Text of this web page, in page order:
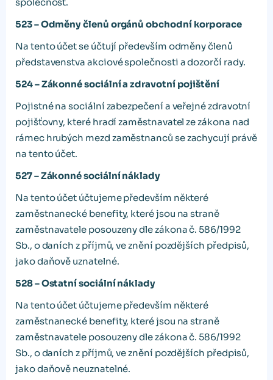
523 – Odměny členů orgánů obchodní korporace
Na tento účet se účtují především odměny členů
představenstva akciové společnosti a dozorčí rady.
524 – Zákonné sociální a zdravotní pojištění
Pojistné na sociální zabezpečení a veřejné zdravotní
pojišťovny, které hradí zaměstnavatel ze zákona nad
rámec hrubých mezd zaměstnanců se zachycují právě
na tento účet.
527 – Zákonné sociální náklady
Na tento účet účtujeme především některé
zaměstnanecké benefity, které jsou na straně
zaměstnavatele posouzeny dle zákona č. 586/1992
Sb., o daních z příjmů, ve znění pozdějších předpisů,
jako daňově uznatelné.
528 – Ostatní sociální náklady
Na tento účet účtujeme především některé
zaměstnanecké benefity, které jsou na straně
zaměstnavatele posouzeny dle zákona č. 586/1992
Sb., o daních z příjmů, ve znění pozdějších předpisů,
jako daňově neuznatelné.